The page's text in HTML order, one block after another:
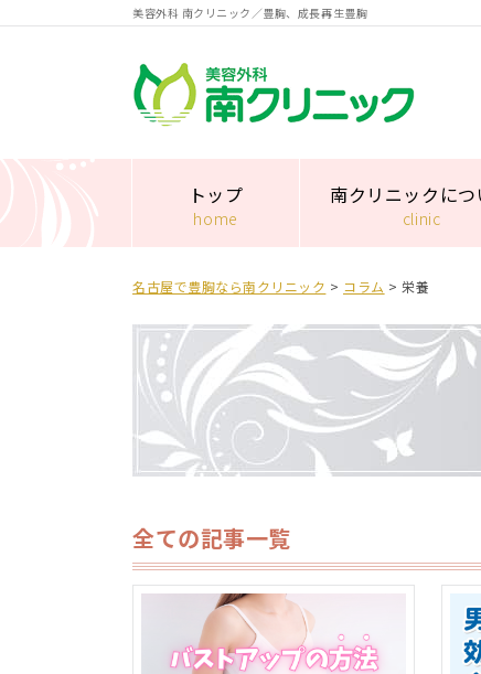
美容外科 南クリニック／豊胸、成長再生豊胸
トップ
home
南クリニックにつ
clinic
名古屋で豊胸なら南クリニック > コラム > 栄養
全ての記事一覧